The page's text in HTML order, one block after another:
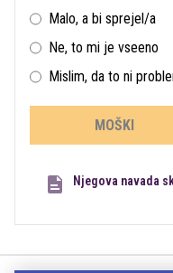
Malo, a bi sprejel/a
Ne, to mi je vseeno
Mislim, da to ni
MOŠKI
Njegova navada